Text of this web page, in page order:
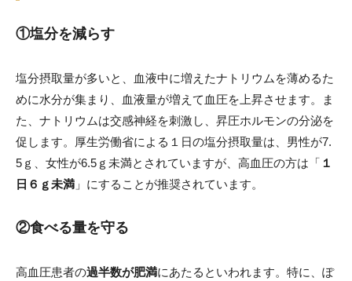
①塩分を減らす
塩分摂取量が多いと、血液中に増えたナトリウムを薄めるた
めに水分が集まり、血液量が増えて血圧を上昇させます。ま
た、ナトリウムは交感神経を刺激し、昇圧ホルモンの分泌を
促します。厚生労働省による１日の塩分摂取量は、男性が7.
5ｇ、女性が6.5ｇ未満とされていますが、高血圧の方は「 １
日６ｇ未満 」にすることが推奨されています。
②食べる量を守る
高血圧患者の過半数が肥満にあたるといわれます。特に、ぽ